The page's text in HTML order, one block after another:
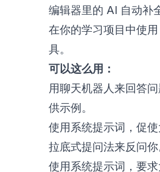
编辑器里的 AI 自动补
在你的学习项目中使
具。
可以这么用：
用聊天机器人来回答
供示例。
使用系统提示词，促
拉底式提问法来反问你
使用系统提示词，要